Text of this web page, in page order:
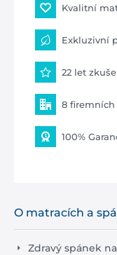
Kvalitní
Exkluzivní
22 let
8 firemních
100%
O matracích a
Zdravý spánek